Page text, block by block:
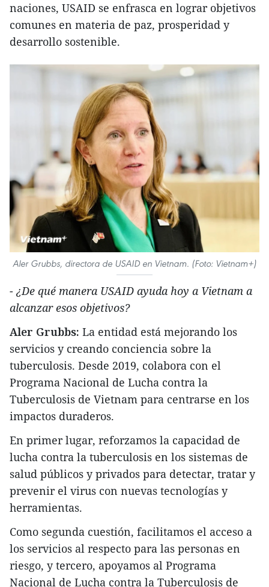
naciones, USAID se enfrasca en lograr objetivos
comunes en materia de paz, prosperidad y
desarrollo sostenible.
Aler Grubbs, directora de USAID en Vietnam. (Foto: Vietnam+)
- ¿De qué manera USAID ayuda hoy a Vietnam a
alcanzar esos objetivos?
Aler Grubbs: La entidad está mejorando los
servicios y creando conciencia sobre la
tuberculosis. Desde 2019, colabora con el
Programa Nacional de Lucha contra la
Tuberculosis de Vietnam para centrarse en los
impactos duraderos.
En primer lugar, reforzamos la capacidad de
lucha contra la tuberculosis en los sistemas de
salud públicos y privados para detectar, tratar y
prevenir el virus con nuevas tecnologías y
herramientas.
Como segunda cuestión, facilitamos el acceso a
los servicios al respecto para las personas en
riesgo, y tercero, apoyamos al Programa
Nacional de Lucha contra la Tuberculosis de